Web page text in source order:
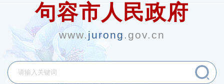
句容市人民政府
www.jurong .gov.cn